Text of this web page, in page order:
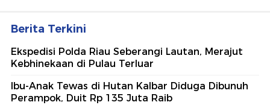
Berita Terkini
Ekspedisi Polda Riau Seberangi Lautan, Merajut
Kebhinekaan di Pulau Terluar
Ibu-Anak Tewas di Hutan Kalbar Diduga Dibunuh
Perampok, Duit Rp 135 Juta Raib